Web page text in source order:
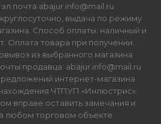
эл.почта abajur.info@mail.ru
выдача по режиму
Способ оплаты: наличный и
Оплата товара при получении.
из выбранного магазина
продавца: abajur.info@mail.ru
интернет-магазина
ЧТПУП «Инлюстрис».
вправе оставить замечания и
любом торговом объекте